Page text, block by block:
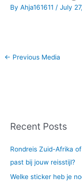
ByAhja161611/July
← Previous Media
Recent Posts
Rondreis Zuid-Afrika
past bij jouw reisstijl?
Welke sticker heb je